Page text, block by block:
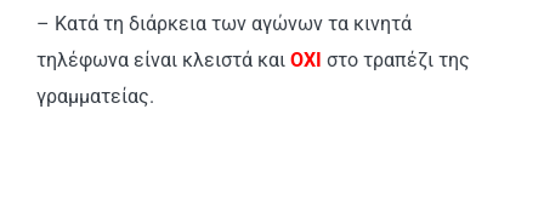
– Κατά τη διάρκεια των αγώνων τα κινητά
τηλέφωνα είναι κλειστά και ΟΧΙ στο τραπέζι της
γραμματείας.